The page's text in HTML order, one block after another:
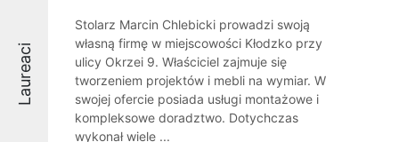
Laureaci
Stolarz Marcin Chlebicki prowadzi swoją
własną firmę w miejscowości Kłodzko przy
ulicy Okrzei 9. Właściciel zajmuje się
tworzeniem projektów i mebli na wymiar. W
swojej ofercie posiada usługi montażowe i
kompleksowe doradztwo. Dotychczas
wykonał wiele ...